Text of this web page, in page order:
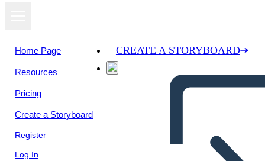
Home Page
Resources
Pricing
Create a Storyboard
Register
Log In
CREATE A STORYBOARD